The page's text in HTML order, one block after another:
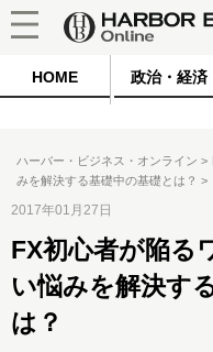
HOME 政治・経済
ハーバー・ビジネス・オンライン
みを解決する基礎中の基礎とは？
2017年01月27日
FX初心者が陥
い悩みを解決す
は？